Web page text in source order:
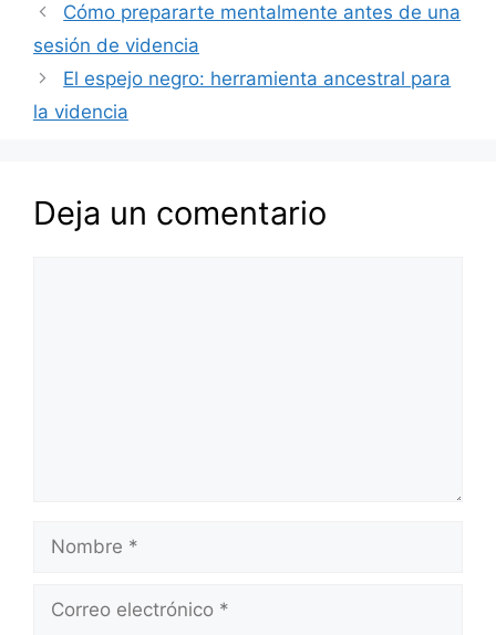
Cómo prepararte mentalmente antes de una
sesión de videncia
El espejo negro: herramienta ancestral para
la videncia
Deja un comentario
Nombre
Correo